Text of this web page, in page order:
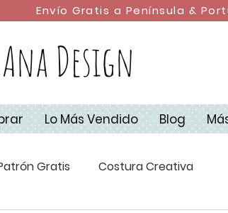
Envío Gratis a Península &
Design
Lo Más Vendido Blog
Gratis Costura Creativa